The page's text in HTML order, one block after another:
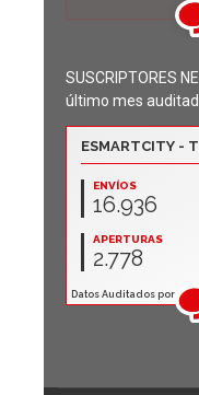
SUSCRIPTORES
último mes